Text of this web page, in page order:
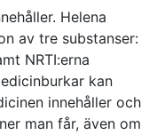
Helena
av tre substanser:
NRTI:erna
kan
innehåller och
man får, även om